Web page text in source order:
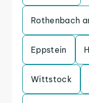
Rothenbach
Eppstein
Wittstock